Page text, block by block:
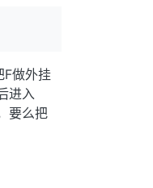
F做外挂
进入
要么把